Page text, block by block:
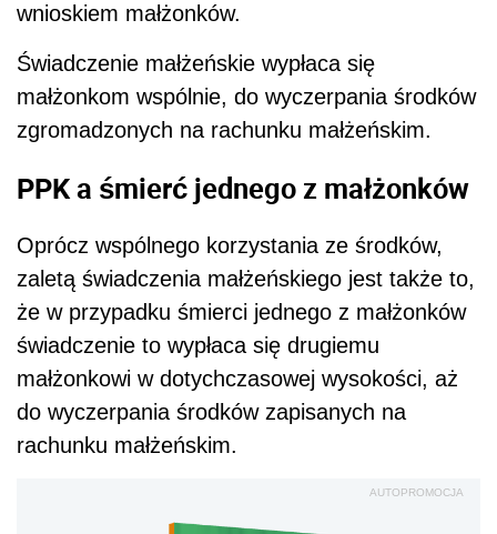
wnioskiem małżonków.
Świadczenie małżeńskie wypłaca się
małżonkom wspólnie, do wyczerpania środków
zgromadzonych na rachunku małżeńskim.
PPK a śmierć jednego z małżonków
Oprócz wspólnego korzystania ze środków,
zaletą świadczenia małżeńskiego jest także to,
że w przypadku śmierci jednego z małżonków
świadczenie to wypłaca się drugiemu
małżonkowi w dotychczasowej wysokości, aż
do wyczerpania środków zapisanych na
rachunku małżeńskim.
AUTOPROMOCJA